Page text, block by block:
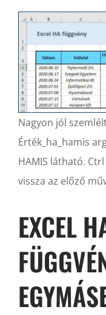
Nagyon jól
Érték_ha_hamis
HAMIS látható.
vissza az előző
EXCEL